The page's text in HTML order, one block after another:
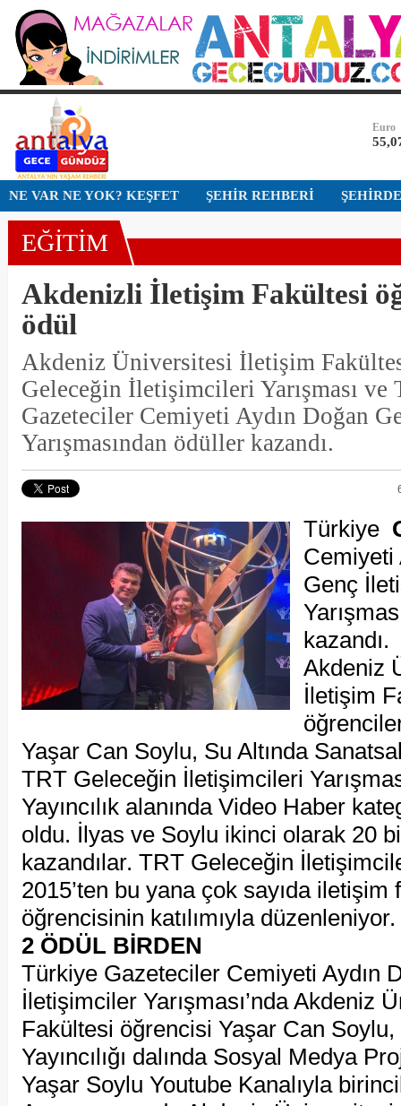
Dolar
Euro
Altın
Bist-
Dolar
NE VAR NE YOK? KEŞFET ŞEHİR REHBERİ
EĞİTİM
Akdenizli İletişim Fakültesi
ödül
Akdeniz Üniversitesi İletişim
Geleceğin İletişimcileri Yarışması ve
Gazeteciler Cemiyeti Aydın Doğan
Yarışmasından ödüller kazandı.
Türkiye
Cemiyeti
Genç
kazandı.
Akdeniz
İletişim
Yaşar Can Soylu, Su Altında
TRT Geleceğin İletişimcileri
Yayıncılık alanında Video Haber
oldu. İlyas ve Soylu ikinci olarak 20
kazandılar. TRT Geleceğin
2015’ten bu yana çok sayıda iletişim
öğrencisinin katılımıyla düzenleniyor.
2 ÖDÜL BİRDEN
Türkiye Gazeteciler Cemiyeti Aydın
İletişimciler Yarışması’nda Akdeniz
Fakültesi öğrencisi Yaşar Can Soylu,
Yayıncılığı dalında Sosyal Medya
Yaşar Soylu Youtube Kanalıyla